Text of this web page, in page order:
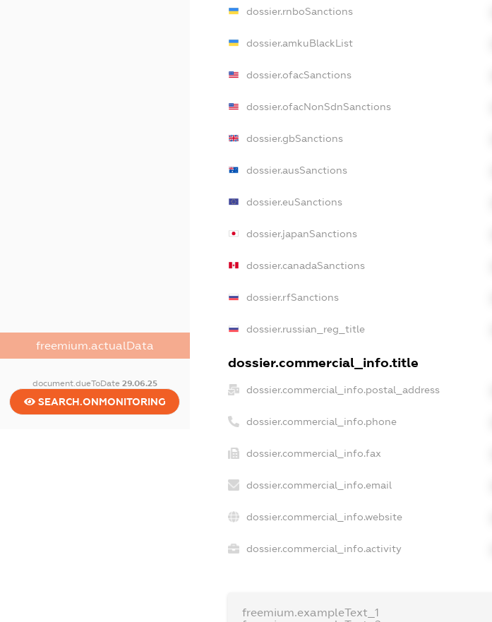
freemium.actualData
document.dueToDate 29.06.25
SEARCH.ONMONITORING
dossier.rnboSanctions
dossier.amkuBlackList
dossier.ofacSanctions
dossier.ofacNonSdnSanctions
dossier.gbSanctions
dossier.ausSanctions
dossier.euSanctions
dossier.japanSanctions
dossier.canadaSanctions
dossier.rfSanctions
dossier.russian_reg_title
dossier.commercial_info.title
dossier.commercial_info.postal_address
dossier.commercial_info.phone
dossier.commercial_info.fax
dossier.commercial_info.email
dossier.commercial_info.website
dossier.commercial_info.activity
freemium.exampleText_1